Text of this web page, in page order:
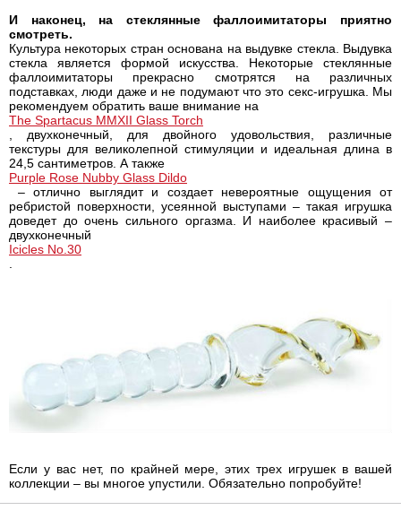
И наконец, на стеклянные фаллоимитаторы приятно
смотреть.
Культура некоторых стран основана на выдувке стекла. Выдувка
стекла является формой искусства. Некоторые стеклянные
фаллоимитаторы прекрасно смотрятся на различных
подставках, люди даже и не подумают что это секс-игрушка. Мы
рекомендуем обратить ваше внимание на
The Spartacus MMXII Glass Torch
, двухконечный, для двойного удовольствия, различные
текстуры для великолепной стимуляции и идеальная длина в
24,5 сантиметров. А также
Purple Rose Nubby Glass Dildo
– отлично выглядит и создает невероятные ощущения от
ребристой поверхности, усеянной выступами – такая игрушка
доведет до очень сильного оргазма. И наиболее красивый –
двухконечный
Icicles No.30
Если у вас нет, по крайней мере, этих трех игрушек в вашей
коллекции – вы многое упустили. Обязательно попробуйте!